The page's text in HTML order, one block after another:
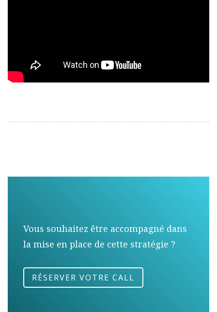
Vous souhaitez être accompagné dans
la mise en place de cette stratégie ?
RÉSERVER VOTRE CALL